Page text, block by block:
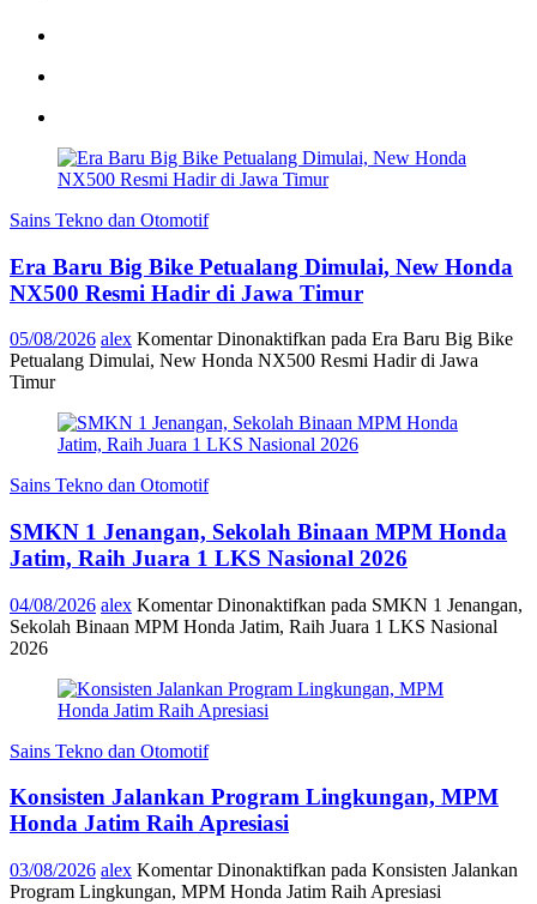
Sains Tekno dan Otomotif
Era Baru Big Bike Petualang Dimulai, New Honda
NX500 Resmi Hadir di Jawa Timur
05/08/2026 alex Komentar Dinonaktifkan pada Era Baru Big Bike
Petualang Dimulai, New Honda NX500 Resmi Hadir di Jawa
Timur
Sains Tekno dan Otomotif
SMKN 1 Jenangan, Sekolah Binaan MPM Honda
Jatim, Raih Juara 1 LKS Nasional 2026
04/08/2026 alex Komentar Dinonaktifkan pada SMKN 1 Jenangan,
Sekolah Binaan MPM Honda Jatim, Raih Juara 1 LKS Nasional
2026
Sains Tekno dan Otomotif
Konsisten Jalankan Program Lingkungan, MPM
Honda Jatim Raih Apresiasi
03/08/2026 alex Komentar Dinonaktifkan pada Konsisten Jalankan
Program Lingkungan, MPM Honda Jatim Raih Apresiasi